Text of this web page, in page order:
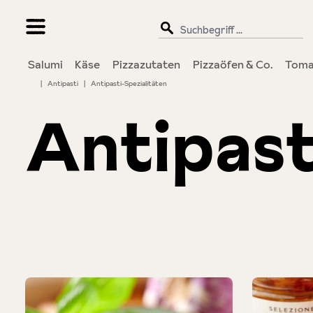
Salumi Käse Pizzazutaten Pizzaöfen & Co.
| Antipasti | Antipasti-Spezialitäten